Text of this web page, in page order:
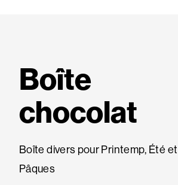
Boîte
chocolat
Boîte divers pour Printemp, Été et
Pâques